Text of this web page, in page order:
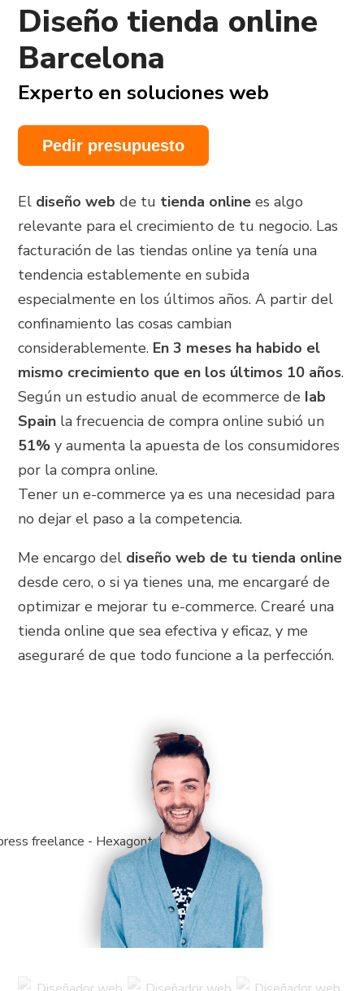
Diseño tienda online
Barcelona
Experto en soluciones web
Pedir presupuesto
El diseño web de tu tienda online es algo
relevante para el crecimiento de tu negocio. Las
facturación de las tiendas online ya tenía una
tendencia establemente en subida
especialmente en los últimos años. A partir del
confinamiento las cosas cambian
considerablemente. En 3 meses ha habido el
mismo crecimiento que en los últimos 10 años.
Según un estudio anual de ecommerce de Iab
Spain la frecuencia de compra online subió un
51% y aumenta la apuesta de los consumidores
por la compra online.
Tener un e-commerce ya es una necesidad para
no dejar el paso a la competencia.
Me encargo del diseño web de tu tienda online
desde cero, o si ya tienes una, me encargaré de
optimizar e mejorar tu e-commerce. Crearé una
tienda online que sea efectiva y eficaz, y me
aseguraré de que todo funcione a la perfección.